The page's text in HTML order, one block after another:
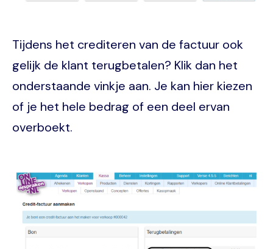
Tijdens het crediteren van de factuur ook
gelijk de klant terugbetalen? Klik dan het
onderstaande vinkje aan. Je kan hier kiezen
of je het hele bedrag of een deel ervan
overboekt.
Image